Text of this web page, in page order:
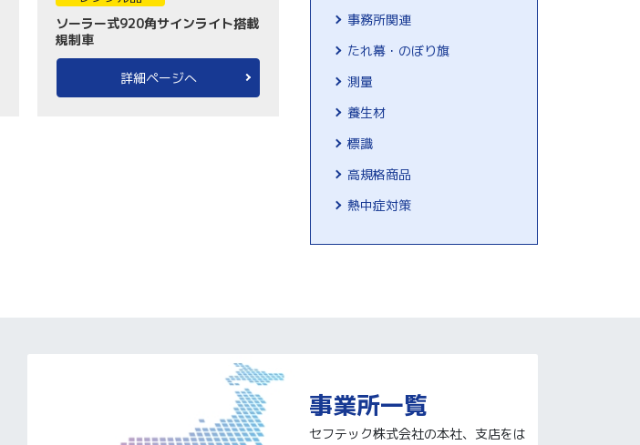
ソーラー式920角サインライト搭載
規制車
詳細ページへ
事務所関連
たれ幕・のぼり旗
測量
養生材
標識
高規格商品
熱中症対策
事業所一覧
セフテック株式会社の本社、支店をは